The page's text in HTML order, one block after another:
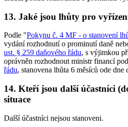
13. Jaké jsou lhůty pro
Podle "Pokynu č. 4 MF - o stanovení
vydání rozhodnutí o prominutí daně
ust. § 259 daňového řádu, s výjimkou
oprávněn rozhodnout ministr financí
řádu, stanovena lhůta 6 měsíců ode dne
14. Kteří jsou další účastníci
situace
Další účastníci nejsou stanoveni.